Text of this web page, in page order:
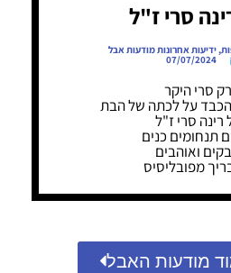
סרי ז"ל
,ידיעות אחרונות מודעות אבל
07/07/2024
סרי היקר
על לכתה של הבת
רינה סרי ז"ל
תנחומים כנים
ואוהבים
מפובליסיס
מודעות האבל